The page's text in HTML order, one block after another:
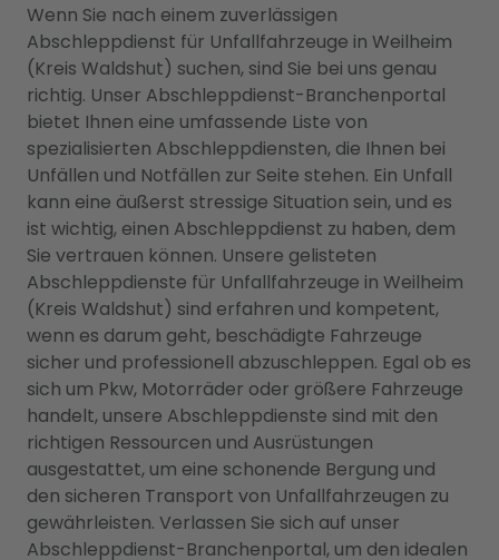
Wenn Sie nach einem zuverlässigen
Abschleppdienst für Unfallfahrzeuge in Weilheim
(Kreis Waldshut) suchen, sind Sie bei uns genau
richtig. Unser Abschleppdienst-Branchenportal
bietet Ihnen eine umfassende Liste von
spezialisierten Abschleppdiensten, die Ihnen bei
Unfällen und Notfällen zur Seite stehen. Ein Unfall
kann eine äußerst stressige Situation sein, und es
ist wichtig, einen Abschleppdienst zu haben, dem
Sie vertrauen können. Unsere gelisteten
Abschleppdienste für Unfallfahrzeuge in Weilheim
(Kreis Waldshut) sind erfahren und kompetent,
wenn es darum geht, beschädigte Fahrzeuge
sicher und professionell abzuschleppen. Egal ob es
sich um Pkw, Motorräder oder größere Fahrzeuge
handelt, unsere Abschleppdienste sind mit den
richtigen Ressourcen und Ausrüstungen
ausgestattet, um eine schonende Bergung und
den sicheren Transport von Unfallfahrzeugen zu
gewährleisten. Verlassen Sie sich auf unser
Abschleppdienst-Branchenportal, um den idealen